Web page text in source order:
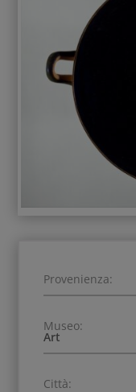
Provenienza:
Museo:
Art
Città: